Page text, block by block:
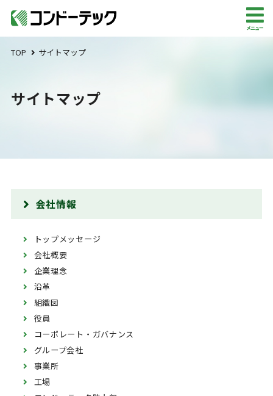
メニュー
TOP サイトマップ
サイトマップ
会社情報
トップメッセージ
会社概要
企業理念
沿革
組織図
役員
コーポレート・ガバナンス
グループ会社
事業所
工場